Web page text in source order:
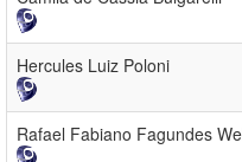
Hercules Luiz Poloni
Rafael Fabiano Fagundes